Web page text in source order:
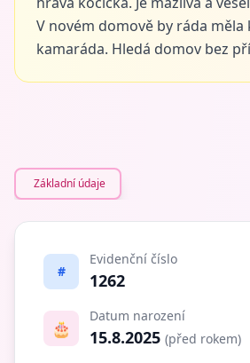
V novém domově by ráda měla
kamaráda. Hledá domov bez
Základní údaje
#
Evidenční číslo
1262
🎂
Datum narození
15.8.2025 (před rokem)